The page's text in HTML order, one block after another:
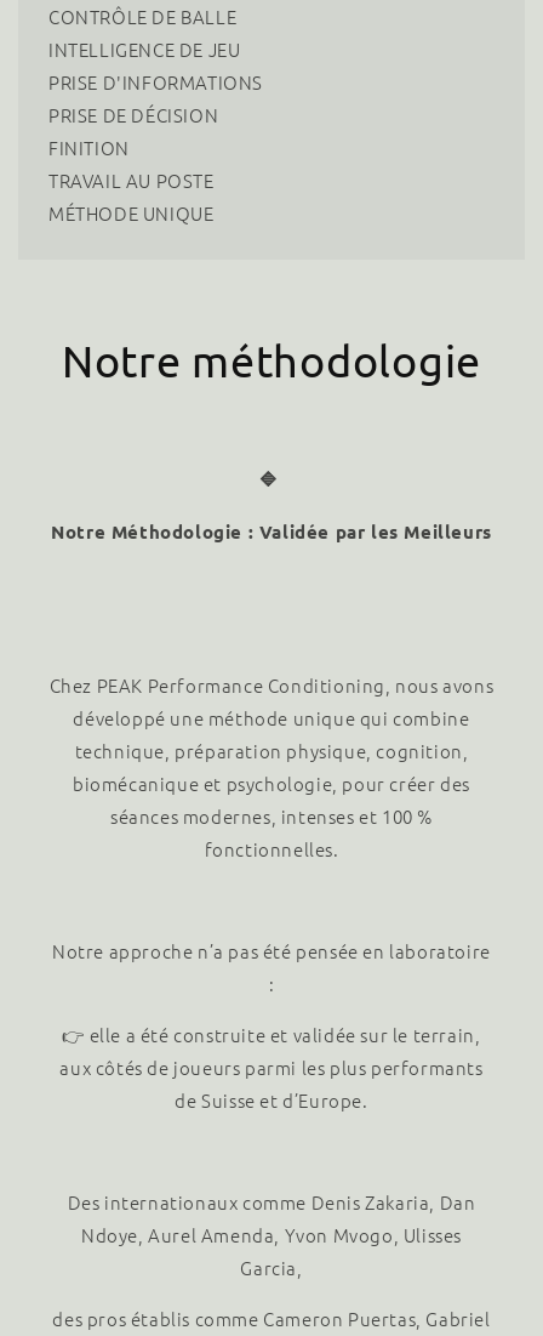
CONTRÔLE DE BALLE
INTELLIGENCE DE JEU
PRISE D'INFORMATIONS
PRISE DE DÉCISION
FINITION
TRAVAIL AU POSTE
MÉTHODE UNIQUE
Notre méthodologie
🔷
Notre Méthodologie : Validée par les Meilleurs
Chez PEAK Performance Conditioning, nous avons
développé une méthode unique qui combine
technique, préparation physique, cognition,
biomécanique et psychologie, pour créer des
séances modernes, intenses et 100 %
fonctionnelles.
Notre approche n’a pas été pensée en laboratoire
:
👉 elle a été construite et validée sur le terrain,
aux côtés de joueurs parmi les plus performants
de Suisse et d’Europe.
Des internationaux comme Denis Zakaria, Dan
Ndoye, Aurel Amenda, Yvon Mvogo, Ulisses
Garcia,
des pros établis comme Cameron Puertas, Gabriel